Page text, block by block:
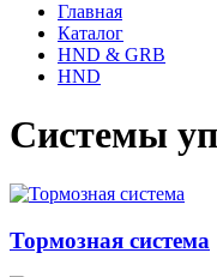
Главная
Каталог
HND & GRB
HND
Системы
Тормозная система